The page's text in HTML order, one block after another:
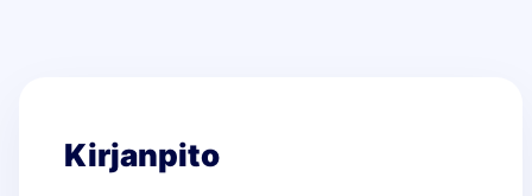
Kirjanpito